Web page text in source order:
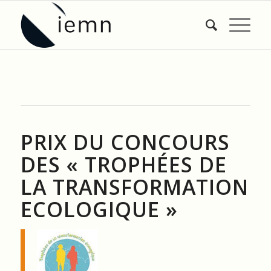
PRIX DU CONCOURS
DES « TROPHÉES DE
LA TRANSFORMATION
ECOLOGIQUE »